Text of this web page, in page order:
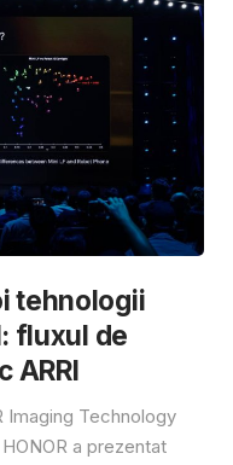
tehnologii
fluxul de
ARRI
Imaging Technology
a prezentat